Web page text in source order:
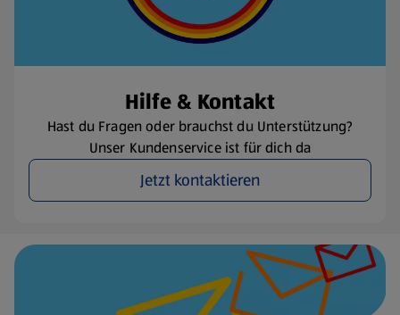
Hilfe & Kontakt
Hast du Fragen oder brauchst du Unterstützung?
Unser Kundenservice ist für dich da
Jetzt kontaktieren